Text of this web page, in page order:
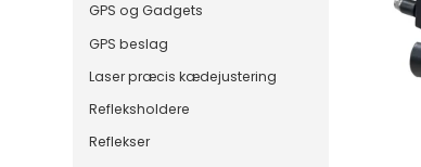
GPS og Gadgets
GPS beslag
Laser præcis kædejustering
Refleksholdere
Reflekser